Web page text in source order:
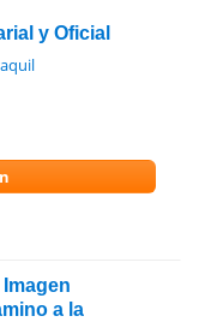
y Oficial
a la